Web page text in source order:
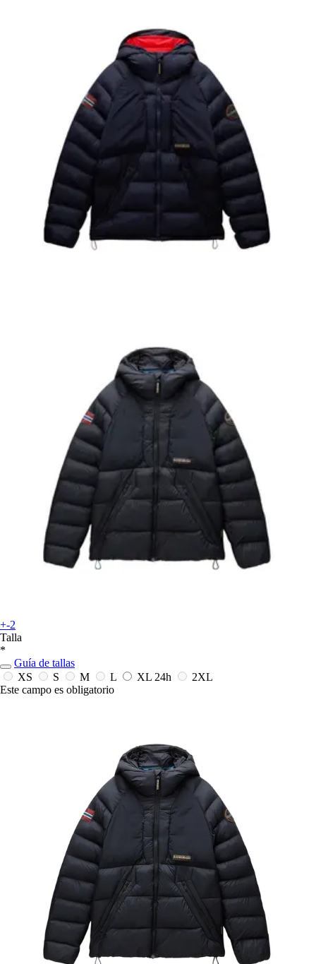
+-2
Talla
*
Guía de tallas
XS
S M L XL 24h
2XL
Este campo es obligatorio